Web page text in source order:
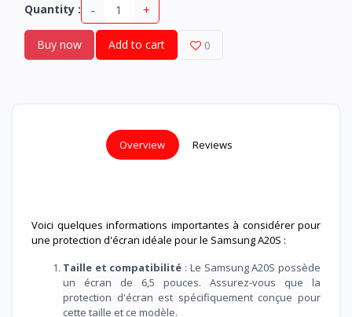
Quantity : - +
Buy now Add to cart 0
Overview Reviews
Voici quelques informations importantes à considérer pour
une protection d'écran idéale pour le Samsung A20S :
Taille et compatibilité : Le Samsung A20S possède
un écran de 6,5 pouces. Assurez-vous que la
protection d'écran est spécifiquement conçue pour
cette taille et ce modèle.